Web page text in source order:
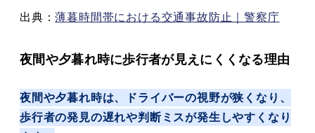
出典：薄暮時間帯における交通事故防止｜警察庁
夜間や夕暮れ時に歩行者が見えにくくなる理由
夜間や夕暮れ時は、ドライバーの視野が狭くなり、
歩行者の発見の遅れや判断ミスが発生しやすくなり